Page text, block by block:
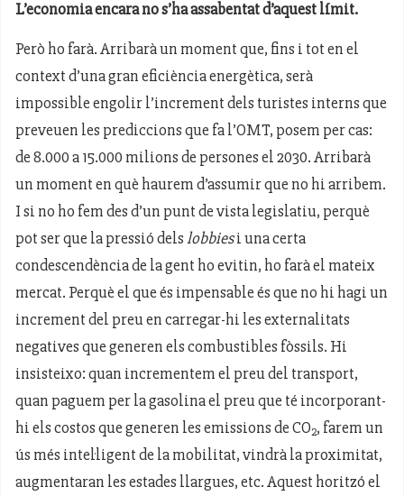
L’economia encara no s’ha assabentat d’aquest límit.
Però ho farà. Arribarà un moment que, fins i tot en el
context d’una gran eficiència energètica, serà
impossible engolir l’increment dels turistes interns que
preveuen les prediccions que fa l’OMT, posem per cas:
de 8.000 a 15.000 milions de persones el 2030. Arribarà
un moment en què haurem d’assumir que no hi arribem.
I si no ho fem des d’un punt de vista legislatiu, perquè
pot ser que la pressió delslobbiesi una certa
condescendència de la gent ho evitin, ho farà el mateix
mercat. Perquè el que és impensable és que no hi hagi un
increment del preu en carregar-hi les externalitats
negatives que generen els combustibles fòssils. Hi
insisteixo: quan incrementem el preu del transport,
quan paguem per la gasolina el preu que té incorporant-
hi els costos que generen les emissions de CO2, farem un
ús més intel·ligent de la mobilitat, vindrà la proximitat,
augmentaran les estades llargues, etc. Aquest horitzó el